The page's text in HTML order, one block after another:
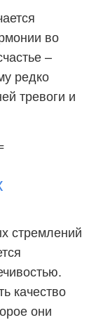
во
–
редко
тревоги и
стремлений
качество
они